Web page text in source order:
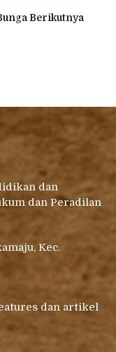
Berikutnya
dan
dan Peradilan
Kec.
dan artikel